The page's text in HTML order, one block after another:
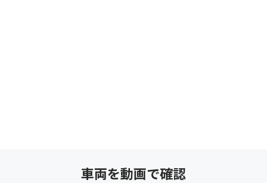
車両を動画で確認